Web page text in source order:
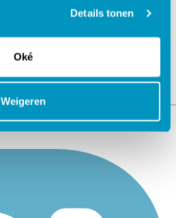
Details tonen
Oké
Weigeren